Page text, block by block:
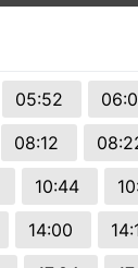
05:52
08:12
10:44
14:00